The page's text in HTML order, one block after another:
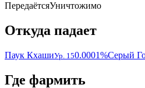
ПередаётсяУничтожимо
Откуда падает
Паук КхашиУр. 150.0001%Серый
Где фармить